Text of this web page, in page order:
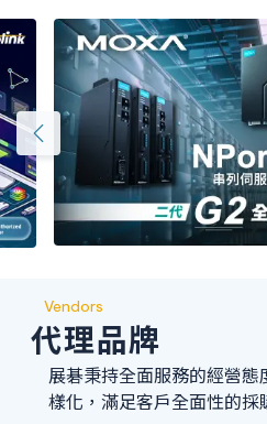
Vendors
代理品牌
展碁秉持全面服務的經營態
樣化，滿足客戶全面性的採